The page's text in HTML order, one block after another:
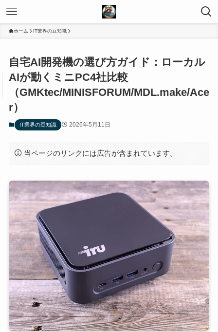
ホーム IT業界の豆知識
自宅AI開発機の選び方ガイド：ローカル
AIが動くミニPC4社比較
（GMKtec/MINISFORUM/MDL.make/Ace
r）
IT業界の豆知識 2026年5月11日
当ページのリンクには広告が含まれています。